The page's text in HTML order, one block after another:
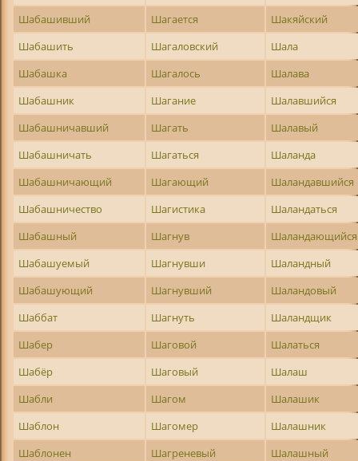
Шабашивший
Шагается
Шакяйский
Шабашить
Шагаловский
Шала
Шабашка
Шагалось
Шалава
Шабашник
Шагание
Шалавшийся
Шабашничавший
Шагать
Шалавый
Шабашничать
Шагаться
Шаланда
Шабашничающий
Шагающий
Шаландавшийся
Шабашничество
Шагистика
Шаландаться
Шабашный
Шагнув
Шаландающийся
Шабашуемый
Шагнувши
Шаландный
Шабашующий
Шагнувший
Шаландовый
Шаббат
Шагнуть
Шаландщик
Шабер
Шаговой
Шалаться
Шабёр
Шаговый
Шалаш
Шабли
Шагом
Шалашик
Шаблон
Шагомер
Шалашник
Шаблонен
Шагреневый
Шалашный